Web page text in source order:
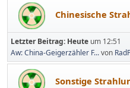
Chinesische
Letzter Beitrag: Heute um 12:51
Aw: China-Geigerzähler F...von
Sonstige